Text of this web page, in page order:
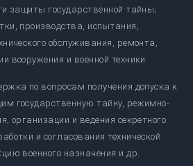
защиты государственной тайны;
производства, испытания,
обслуживания, ремонта,
вооружения и военной техники.
по вопросам получения допуска к
государственную тайну, режимно-
организации и ведения секретного
и согласования технической
военного назначения и др.